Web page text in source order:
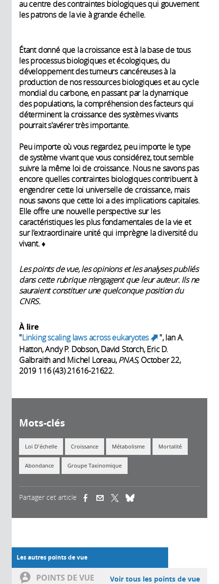
au centre des contraintes biologiques qui gouvernent
les patrons de la vie à grande échelle.
Étant donné que la croissance est à la base de tous
les processus biologiques et écologiques, du
développement des tumeurs cancéreuses à la
production de nos ressources biologiques et au cycle
mondial du carbone, en passant par la dynamique
des populations, la compréhension des facteurs qui
déterminent la croissance des systèmes vivants
pourrait s'avérer très importante.
Peu importe où vous regardez, peu importe le type
de système vivant que vous considérez, tout semble
suivre la même loi de croissance. Nous ne savons pas
encore quelles contraintes biologiques contribuent à
engendrer cette loi universelle de croissance, mais
nous savons que cette loi a des implications capitales.
Elle offre une nouvelle perspective sur les
caractéristiques les plus fondamentales de la vie et
sur l’extraordinaire unité qui imprègne la diversité du
vivant. ♦
Les points de vue, les opinions et les analyses publiés
dans cette rubrique n’engagent que leur auteur. Ils ne
sauraient constituer une quelconque position du
CNRS.
À lire
"Linking scaling laws across eukaryotes
(link is
external)
", Ian A.
Hatton, Andy P. Dobson, David Storch, Eric D.
Galbraith and Michel Loreau,PNAS,October 22,
2019 116 (43) 21616-21622.
Mots-clés
Loi D'échelle Croissance Métabolisme Mortalité
Abondance Groupe Taxinomique
Partager cet article (link is external)(link is external)
Les autres points de vue
POINTS DE VUE Voir tous les points de vue